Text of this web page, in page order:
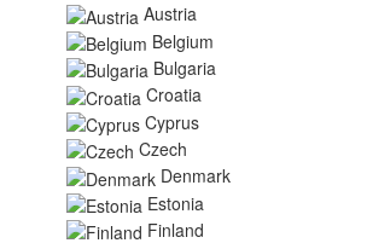
Austria
Belgium
Bulgaria
Croatia
Cyprus
Czech
Denmark
Estonia
Finland